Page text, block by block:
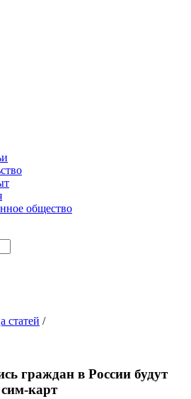
общество
статей /
граждан в России будут
карт